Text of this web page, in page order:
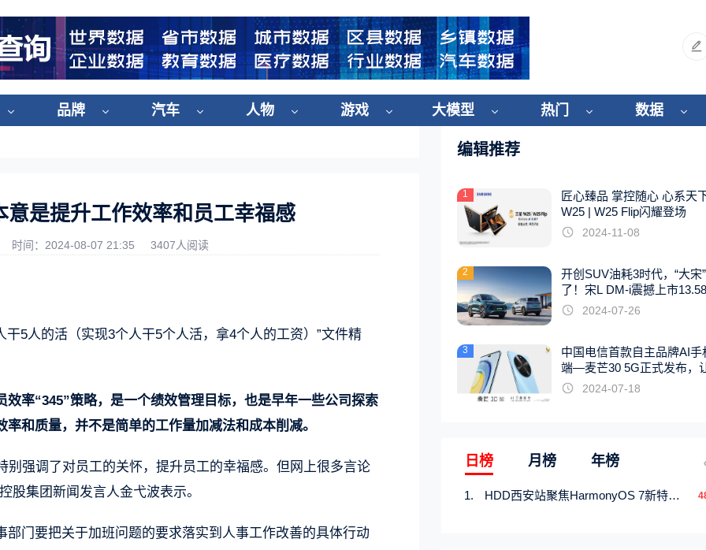
品牌 汽车 人物 游戏 大模型 热门 数据
是提升工作效率和员工幸福感
时间：2024-08-07 21:35 3407人阅读
5人的活（实现3个人干5个人活，拿4个人的工资）”文件精
率“345”策略，是一个绩效管理目标，也是早年一些公司探索
和质量，并不是简单的工作量加减法和成本削减。
别强调了对员工的关怀，提升员工的幸福感。但网上很多言论
股集团新闻发言人金弋波表示。
门要把关于加班问题的要求落实到人事工作改善的具体行动
编辑推荐
1
匠心臻品 掌控随心 心系天
W25 | W25 Flip闪耀登场
2024-11-08
2
开创SUV油耗3时代，“大宋
了！宋L DM-i震撼上市
起
2024-07-26
3
中国电信首款自主品牌AI手
端—麦芒30 5G正式发布，
触手可及2024-07-18
日榜 月榜 年榜
HDD西安站聚焦HarmonyOS 7新特性，解锁从互联到智能的应用开发新范式